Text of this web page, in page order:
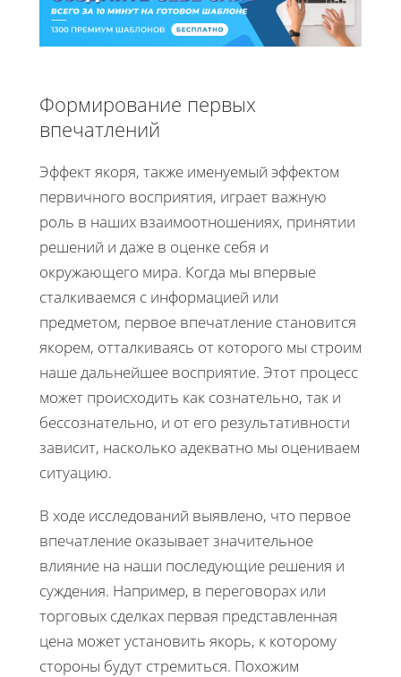
Формирование первых
впечатлений
Эффект якоря, также именуемый эффектом
первичного восприятия, играет важную
роль в наших взаимоотношениях, принятии
решений и даже в оценке себя и
окружающего мира. Когда мы впервые
сталкиваемся с информацией или
предметом, первое впечатление становится
якорем, отталкиваясь от которого мы строим
наше дальнейшее восприятие. Этот процесс
может происходить как сознательно, так и
бессознательно, и от его результативности
зависит, насколько адекватно мы оцениваем
ситуацию.
В ходе исследований выявлено, что первое
впечатление оказывает значительное
влияние на наши последующие решения и
суждения. Например, в переговорах или
торговых сделках первая представленная
цена может установить якорь, к которому
стороны будут стремиться. Похожим